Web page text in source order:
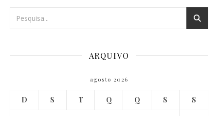
ARQUIVO
agosto 2026
D S T Q Q S S